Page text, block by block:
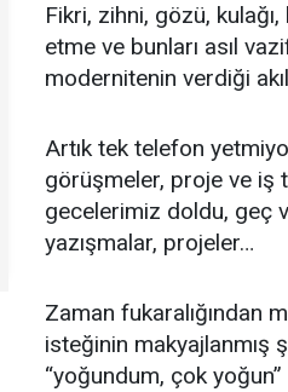
Fikri, zihni, gözü,
etme ve bunları asıl
modernitenin verdiği
Artık tek telefon
görüşmeler, proje ve iş
gecelerimiz doldu, geç
yazışmalar, projeler…
Zaman fukaralığından
isteğinin makyajlanmış
“yoğundum, çok